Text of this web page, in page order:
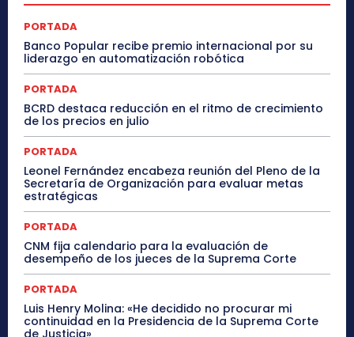
PORTADA
Banco Popular recibe premio internacional por su
liderazgo en automatización robótica
PORTADA
BCRD destaca reducción en el ritmo de crecimiento
de los precios en julio
PORTADA
Leonel Fernández encabeza reunión del Pleno de la
Secretaría de Organización para evaluar metas
estratégicas
PORTADA
CNM fija calendario para la evaluación de
desempeño de los jueces de la Suprema Corte
PORTADA
Luis Henry Molina: «He decidido no procurar mi
continuidad en la Presidencia de la Suprema Corte